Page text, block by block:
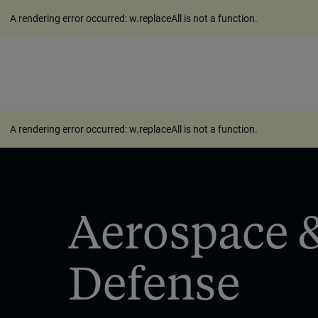
A rendering error occurred:w.replaceAll is not a function.
A rendering error occurred:w.replaceAll is not a function.
Aerospace
Defense